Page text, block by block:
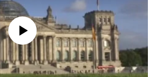
currently available